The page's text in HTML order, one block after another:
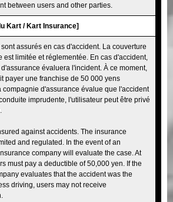
between users and other parties.
Kart / Kart Insurance]
assurés en cas d'accident. La couverture
est limitée et réglementée. En cas d'accident,
évaluera l'incident. À ce moment,
payer une franchise de 50 000 yens
compagnie d'assurance évalue que l'accident
imprudente, l'utilisateur peut être privé
against accidents. The insurance
and regulated. In the event of an
company will evaluate the case. At
must pay a deductible of 50,000 yen. If the
evaluates that the accident was the
driving, users may not receive